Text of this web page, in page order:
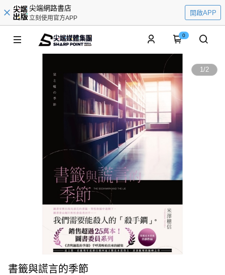
尖端網路書店
立刻使用官方APP
開啟APP
0
1/2
書籤與謊言的季節